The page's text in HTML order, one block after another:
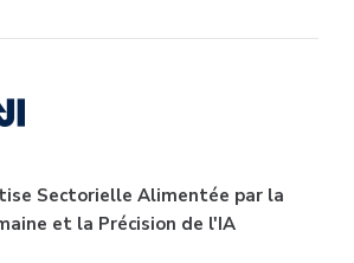
Sectorielle Alimentée par la
et la Précision de l'IA